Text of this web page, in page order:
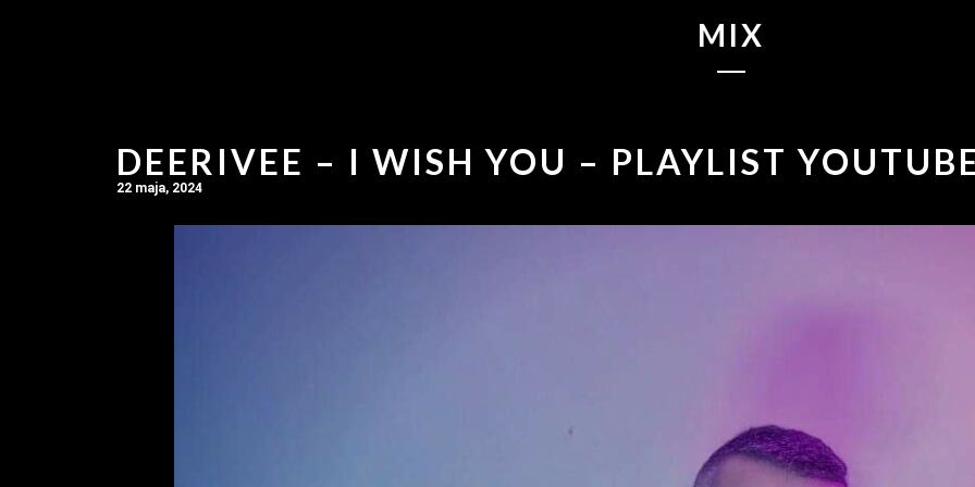
MIX
DEERIVEE – I WISH YOU – PLAYLIST
22 maja, 2024